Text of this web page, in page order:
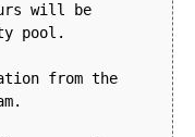
will be
pool.
from the